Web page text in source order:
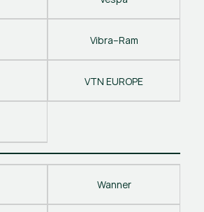
Vibra–Ram
VTN EUROPE
Wanner